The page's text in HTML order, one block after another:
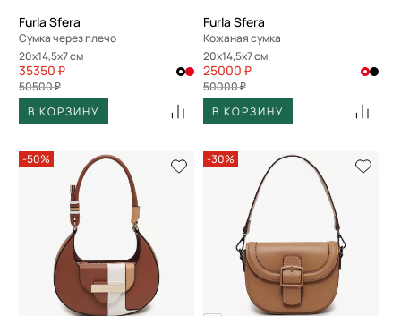
Furla Sfera
Сумка через плечо
20x14,5x7 см
35350 ₽
50500 ₽
В КОРЗИНУ
Furla Sfera
Кожаная сумка
20x14,5x7 см
25000 ₽
50000 ₽
В КОРЗИНУ
-50% -30%